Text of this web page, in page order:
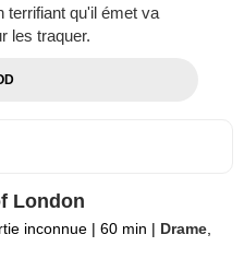
terrifiant qu'il émet va
les traquer.
London
inconnue | 60 min | Drame